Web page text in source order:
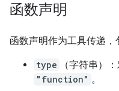
函数声明
函数声明作为工具传递，
type
（字符串）
"function" 。